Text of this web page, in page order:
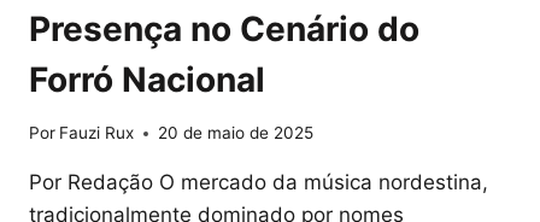
Presença no Cenário do
Forró Nacional
Por Fauzi Rux 20 de maio de 2025
Por Redação O mercado da música nordestina,
tradicionalmente dominado por nomes